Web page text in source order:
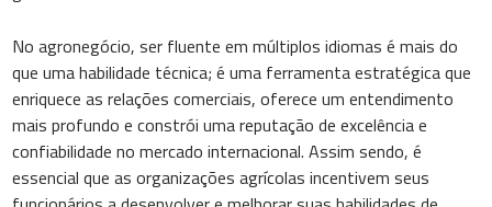
No agronegócio, ser fluente em múltiplos idiomas é mais do
que uma habilidade técnica; é uma ferramenta estratégica que
enriquece as relações comerciais, oferece um entendimento
mais profundo e constrói uma reputação de excelência e
confiabilidade no mercado internacional. Assim sendo, é
essencial que as organizações agrícolas incentivem seus